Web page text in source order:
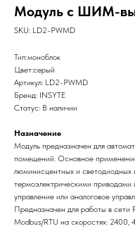
Модуль с ШИМ-
SKU: LD2-PWMD
Тип:моноблок
Цвет:серый
Артикул: LD2-PWMD
Бренд: INSYTE
Статус: В наличии
Назначение
Модуль предназначен для
помещений. Основное
люминисцентных и светодиодных
термоэлектрическими
управление или аналоговое
Предназначен для работы в сети
Modbus/RTU на скоростях: